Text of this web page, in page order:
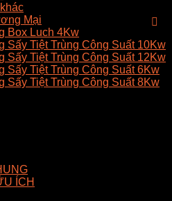
Mại
Box Luch 4Kw
Sấy Tiệt Trùng Công Suất 10Kw
Sấy Tiệt Trùng Công Suất 12Kw
Sấy Tiệt Trùng Công Suất 6Kw
Sấy Tiệt Trùng Công Suất 8Kw
ÍCH